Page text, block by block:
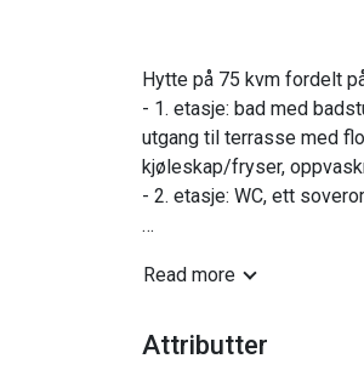
Hytte på 75 kvm fordelt
- 1. etasje: bad med
utgang til terrasse med
kjøleskap/fryser,
- 2. etasje: WC, ett
- Sengetøy og håndklær
Read more
Attributter